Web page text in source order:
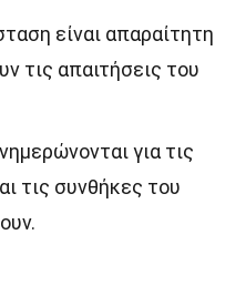
είναι απαραίτητη
τις απαιτήσεις του
για τις
τις συνθήκες του